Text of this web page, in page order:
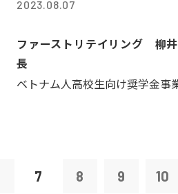
2023.08.07
ファーストリテイリング 柳
長
ベトナム人高校生向け奨学金事
7 8 9 10